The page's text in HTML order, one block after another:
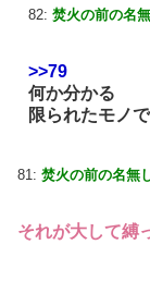
82: 焚火の前の名
>>79
何か分かる
限られたモノ
81: 焚火の前の名無
それが大して縛